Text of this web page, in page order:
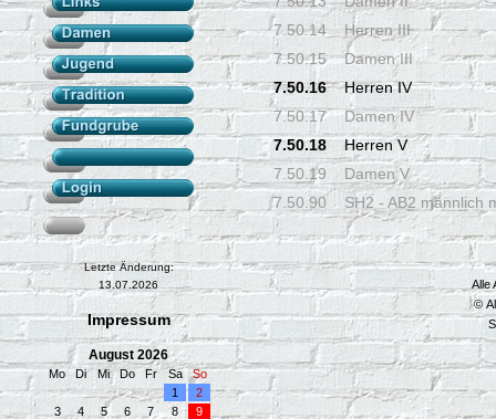
Letzte Änderung:
13.07.2026
Impressum
August 2026
Mo Di Mi Do Fr Sa
So
1
2
3
4 5 6 7 8
9
7.50.14
Herren III
7.50.15
Damen III
7.50.16
Herren IV
7.50.17
Damen IV
7.50.18
Herren V
7.50.19
Damen V
7.50.90
SH2 - AB2 männlich
Alle
©